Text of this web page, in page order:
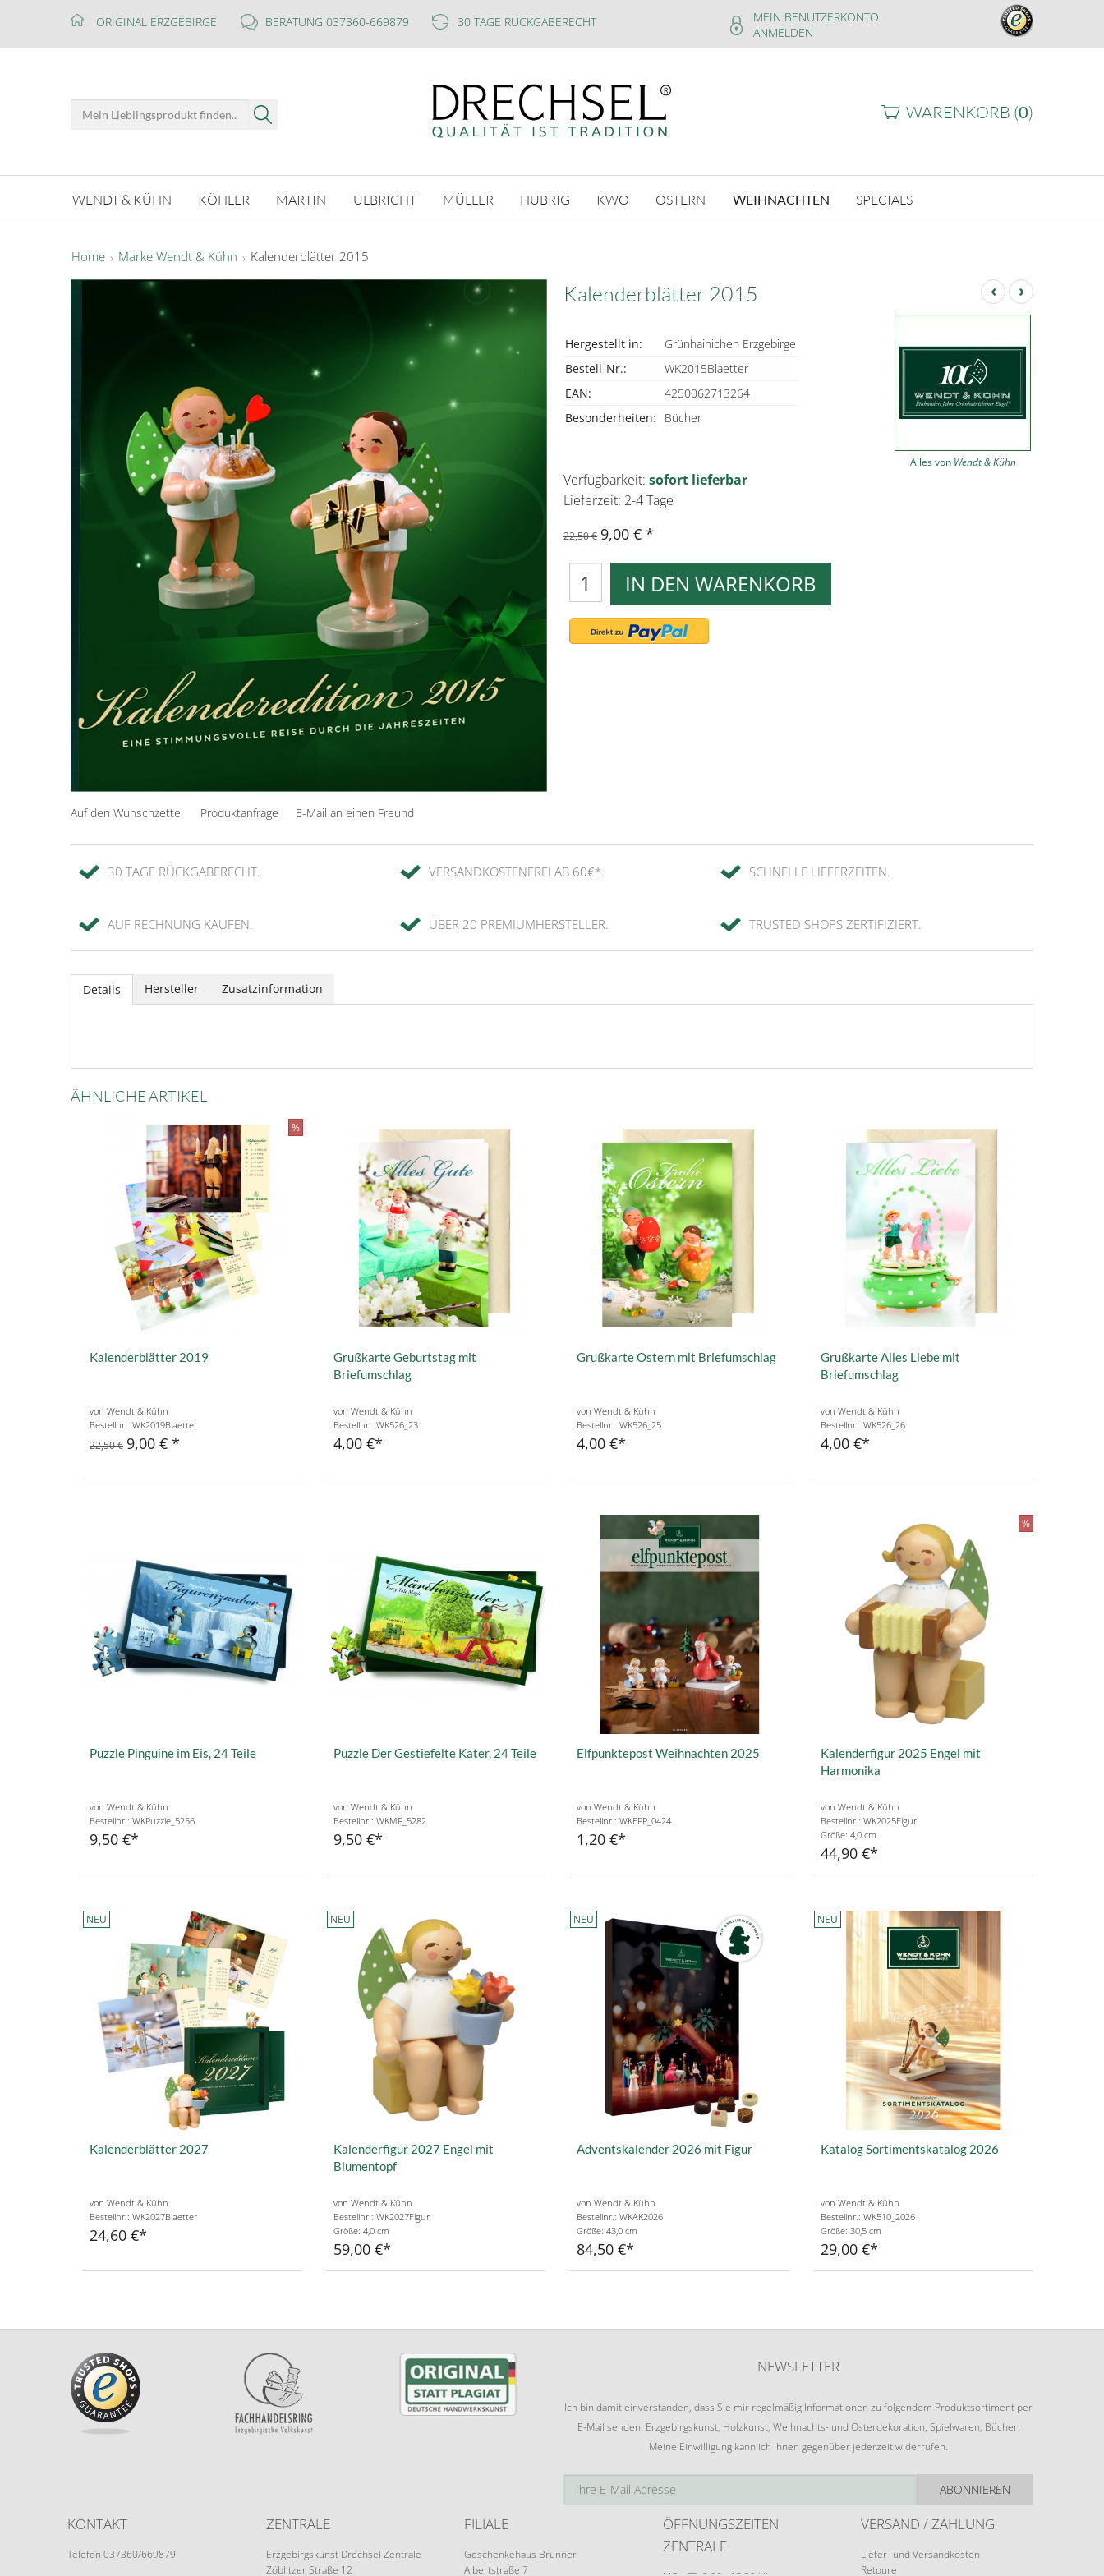
ORIGINAL ERZGEBIRGE BERATUNG 037360-669879 30 TAGE RÜCKGABERECHT
MEIN BENUTZERKONTO
ANMELDEN
WARENKORB (0)
WENDT & KÜHN KÖHLER MARTIN ULBRICHT MÜLLER HUBRIG KWO OSTERN WEIHNACHTEN SPECIALS
Home Marke Wendt & Kühn Kalenderblätter 2015
‹ ›
Kalenderblätter 2015
Hergestellt in:
Grünhainichen Erzgebirge
Bestell-Nr.:
WK2015Blaetter
EAN:
4250062713264
Besonderheiten:
Bücher
Alles von Wendt & Kühn
Verfügbarkeit: sofort lieferbar
Lieferzeit: 2-4 Tage
22,50 € 9,00 €
IN DEN WARENKORB
Auf den Wunschzettel Produktanfrage E-Mail an einen Freund
30 TAGE RÜCKGABERECHT. VERSANDKOSTENFREI AB 60€*. SCHNELLE LIEFERZEITEN.
AUF RECHNUNG KAUFEN. ÜBER 20 PREMIUMHERSTELLER. TRUSTED SHOPS ZERTIFIZIERT.
Details Hersteller Zusatzinformation
ÄHNLICHE ARTIKEL
%
Kalenderblätter 2019
von Wendt & Kühn
Bestellnr.: WK2019Blaetter
22,50 € 9,00 €
Grußkarte Geburtstag mit
Briefumschlag
von Wendt & Kühn
Bestellnr.: WK526_23
4,00 €
Grußkarte Ostern mit Briefumschlag
von Wendt & Kühn
Bestellnr.: WK526_25
4,00 €
Grußkarte Alles Liebe mit
Briefumschlag
von Wendt & Kühn
Bestellnr.: WK526_26
4,00 €
Puzzle Pinguine im Eis, 24 Teile
von Wendt & Kühn
Bestellnr.: WKPuzzle_5256
9,50 €
Puzzle Der Gestiefelte Kater, 24 Teile
von Wendt & Kühn
Bestellnr.: WKMP_5282
9,50 €
Elfpunktepost Weihnachten 2025
von Wendt & Kühn
Bestellnr.: WKEPP_0424
1,20 €
%
Kalenderfigur 2025 Engel mit
Harmonika
von Wendt & Kühn
Bestellnr.: WK2025Figur
Größe: 4,0 cm
44,90 €
NEU
Kalenderblätter 2027
von Wendt & Kühn
Bestellnr.: WK2027Blaetter
24,60 €
NEU
Kalenderfigur 2027 Engel mit
Blumentopf
von Wendt & Kühn
Bestellnr.: WK2027Figur
Größe: 4,0 cm
59,00 €
NEU
Adventskalender 2026 mit Figur
von Wendt & Kühn
Bestellnr.: WKAK2026
Größe: 43,0 cm
84,50 €
NEU
Katalog Sortimentskatalog 2026
von Wendt & Kühn
Bestellnr.: WK510_2026
Größe: 30,5 cm
29,00 €
NEWSLETTER
Ich bin damit einverstanden, dass Sie mir regelmäßig Informationen zu folgendem Produktsortiment per
E-Mail senden: Erzgebirgskunst, Holzkunst, Weihnachts- und Osterdekoration, Spielwaren, Bücher.
Meine Einwilligung kann ich Ihnen gegenüber jederzeit widerrufen.
ABONNIEREN
KONTAKT
Telefon 037360/669879
ZENTRALE
Erzgebirgskunst Drechsel Zentrale
Zöblitzer Straße 12
FILIALE
Geschenkehaus Brunner
Albertstraße 7
ÖFFNUNGSZEITEN
ZENTRALE
VERSAND / ZAHLUNG
Liefer- und Versandkosten
Retoure